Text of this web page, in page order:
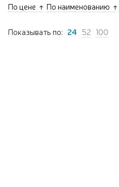
По цене По наименованию
Показывать по: 24 52 100